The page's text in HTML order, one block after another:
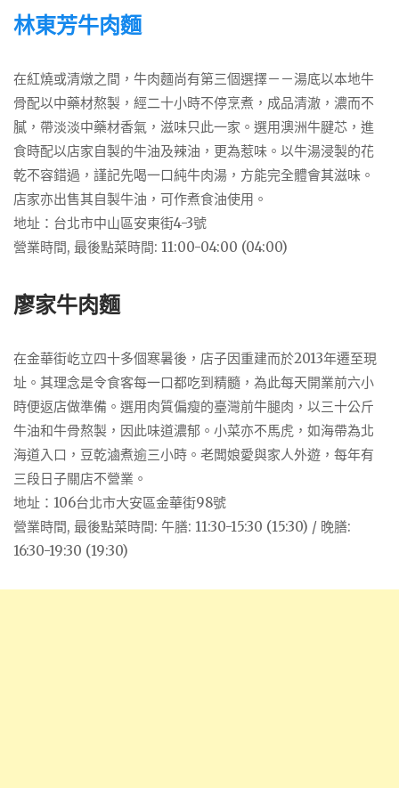
林東芳牛肉麵
在紅燒或清燉之間，牛肉麵尚有第三個選擇－－湯底以本地牛
骨配以中藥材熬製，經二十小時不停烹煮，成品清澈，濃而不
膩，帶淡淡中藥材香氣，滋味只此一家。選用澳洲牛腱芯，進
食時配以店家自製的牛油及辣油，更為惹味。以牛湯浸製的花
乾不容錯過，謹記先喝一口純牛肉湯，方能完全體會其滋味。
店家亦出售其自製牛油，可作煮食油使用。
地址：台北市中山區安東街4-3號
營業時間, 最後點菜時間: 11:00-04:00 (04:00)
廖家牛肉麵
在金華街屹立四十多個寒暑後，店子因重建而於2013年遷至現
址。其理念是令食客每一口都吃到精髓，為此每天開業前六小
時便返店做準備。選用肉質偏瘦的臺灣前牛腿肉，以三十公斤
牛油和牛骨熬製，因此味道濃郁。小菜亦不馬虎，如海帶為北
海道入口，豆乾滷煮逾三小時。老闆娘愛與家人外遊，每年有
三段日子關店不營業。
地址：106台北市大安區金華街98號
營業時間, 最後點菜時間: 午膳: 11:30-15:30 (15:30) / 晚膳:
16:30-19:30 (19:30)